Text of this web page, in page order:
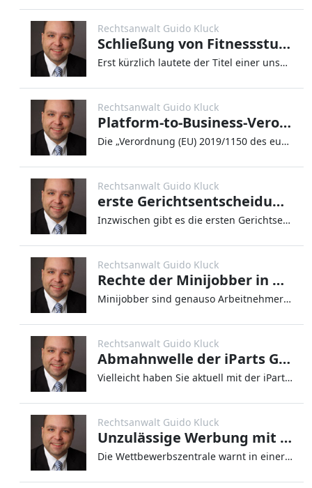
Rechtsanwalt Guido Kluck
Schließung von Fitnessstudios unrechtmäßig
Erst kürzlich lautete der Titel einer unserer Blogartikel „Schließung von Fitnessstudios rechtmäßig“ – dieser hier trägt
Rechtsanwalt Guido Kluck
Platform-to-Business-Verordnung (P2B-VO)
Die „Verordnung (EU) 2019/1150 des europäischen Parlaments und des Rates vom 20. Juni 2019 zur Förderung von Fairness un
Rechtsanwalt Guido Kluck
erste Gerichtsentscheidungen zu Corona
Inzwischen gibt es die ersten Gerichtsentscheidungen, die im Zusammenhang mit dem Corona-Virus getroffen wurden. Das Cor
Rechtsanwalt Guido Kluck
Rechte der Minijobber in der Corona-Krise
Minijobber sind genauso Arbeitnehmer wie ihre Kollegen, die in Vollzeit arbeiten. Das scheinen einige Arbeitgeber aber l
Rechtsanwalt Guido Kluck
Abmahnwelle der iParts GmbH
Vielleicht haben Sie aktuell mit der iParts GmbH Bekanntschaft gemacht. Dieses Unternehmen, welches Smartphones, Tablets
Rechtsanwalt Guido Kluck
Unzulässige Werbung mit Corona-Virus
Die Wettbewerbszentrale warnt in einer Pressemitteilung davor, unzulässige Werbung zu Zeiten des Corona-Virus zu schalte